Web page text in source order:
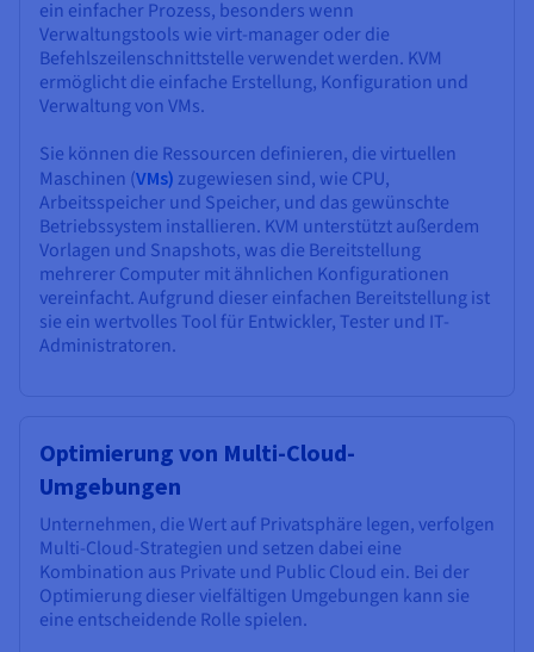
ein einfacher Prozess, besonders wenn
Verwaltungstools wie virt-manager oder die
Befehlszeilenschnittstelle verwendet werden. KVM
ermöglicht die einfache Erstellung, Konfiguration und
Verwaltung von VMs.
Sie können die Ressourcen definieren, die virtuellen
Maschinen (VMs) zugewiesen sind, wie CPU,
Arbeitsspeicher und Speicher, und das gewünschte
Betriebssystem installieren. KVM unterstützt außerdem
Vorlagen und Snapshots, was die Bereitstellung
mehrerer Computer mit ähnlichen Konfigurationen
vereinfacht. Aufgrund dieser einfachen Bereitstellung ist
sie ein wertvolles Tool für Entwickler, Tester und IT-
Administratoren.
Optimierung von Multi-Cloud-
Umgebungen
Unternehmen, die Wert auf Privatsphäre legen, verfolgen
Multi-Cloud-Strategien und setzen dabei eine
Kombination aus Private und Public Cloud ein. Bei der
Optimierung dieser vielfältigen Umgebungen kann sie
eine entscheidende Rolle spielen.